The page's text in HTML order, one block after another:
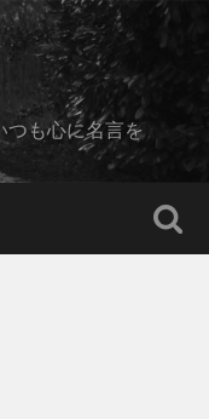
つも心に名言を